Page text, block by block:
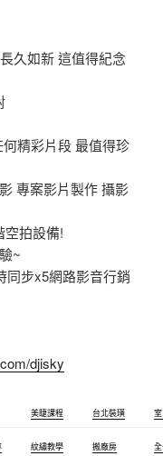
久如新 這值得紀念
精彩片段 最值得珍
專案影片製作 攝影
空拍設備!
~
同步x5網路影音行銷
djisky
美睫課程 台北裝璜
紋繡教學 搬廠房